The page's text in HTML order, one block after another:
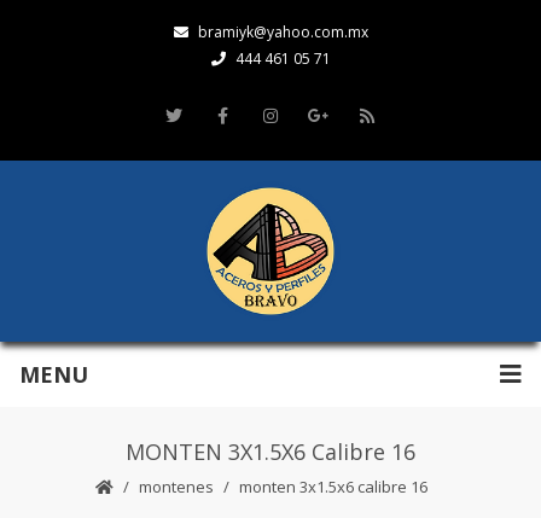
bramiyk@yahoo.com.mx
444 461 05 71
MENU
MONTEN 3X1.5X6 Calibre 16
montenes monten 3x1.5x6 calibre 16